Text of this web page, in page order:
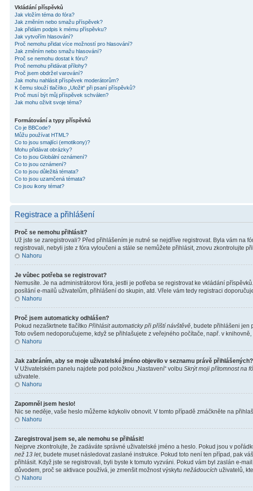
Vkládání příspěvků
Jak vložím téma do fóra?
Jak změním nebo smažu příspěvek?
Jak přidám podpis k mému příspěvku?
Jak vytvořím hlasování?
Proč nemohu přidat více možností pro hlasování?
Jak změním nebo smažu hlasování?
Proč se nemohu dostat k fóru?
Proč nemohu přidávat přílohy?
Proč jsem obdržel varování?
Jak mohu nahlásit příspěvek moderátorům?
K čemu slouží tlačítko „Uložit“ při psaní příspěvků?
Proč musí být můj příspěvek schválen?
Jak mohu oživit svoje téma?
Formátování a typy příspěvků
Co je BBCode?
Můžu používat HTML?
Co to jsou smajlíci (emotikony)?
Mohu přidávat obrázky?
Co to jsou Globální oznámení?
Co to jsou oznámení?
Co to jsou důležitá témata?
Co to jsou uzamčená témata?
Co jsou ikony témat?
Registrace a přihlášení
Proč se nemohu přihlásit?
Už jste se zaregistrovali? Před přihlášením je nutné se nejdříve registrovat. Byla vám na
registrovali, nebyli jste z fóra vyloučeni a stále se nemůžete přihlásit, znovu zkontrolujte
Nahoru
Je vůbec potřeba se registrovat?
Nemusíte. Je na administrátorovi fóra, jestli je potřeba se registrovat ke vkládání
posílání e-mailů uživatelům, přihlášení do skupin, atd. Vřele vám tedy registraci
Nahoru
Proč jsem automaticky odhlášen?
Pokud nezaškrtnete tlačítko Přihlásit automaticky při příští návštěvě, budete přihlášeni jen
Toto ovšem nedoporučujeme, když se přihlašujete z veřejného počítače, např. v
Nahoru
Jak zabráním, aby se moje uživatelské jméno objevilo v seznamu právě přihlášených?
V Uživatelském panelu najdete pod položkou „Nastavení“ volbu Skrýt moji přítomnost na
uživatele.
Nahoru
Zapomněl jsem heslo!
Nic se neděje, vaše heslo můžeme kdykoliv obnovit. V tomto případě zmáčkněte na
Nahoru
Zaregistroval jsem se, ale nemohu se přihlásit!
Nejprve zkontrolujte, že zadáváte správné uživatelské jméno a heslo. Pokud jsou v
než 13 let, budete muset následovat zaslané instrukce. Pokud toto není ten případ, pak
přihlásit. Když jste se registrovali, byli byste k tomuto vyzváni. Pokud vám byl zaslán e-
důvodem, proč se aktivace používá, je zmenšit možnost výskytu nežádoucích uživatelů,
Nahoru